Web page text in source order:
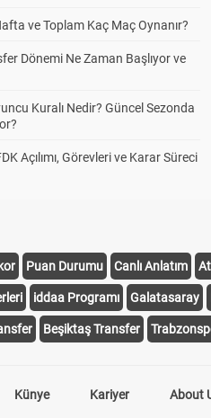
ve Toplam Kaç Maç Oynanır?
Dönemi Ne Zaman Başlıyor ve
Kuralı Nedir? Güncel Sezonda
Açılımı, Görevleri ve Karar Süreci
Puan Durumu Canlı Anlatım At
iddaa Programı Galatasaray
Beşiktaş Transfer
Künye Kariyer About